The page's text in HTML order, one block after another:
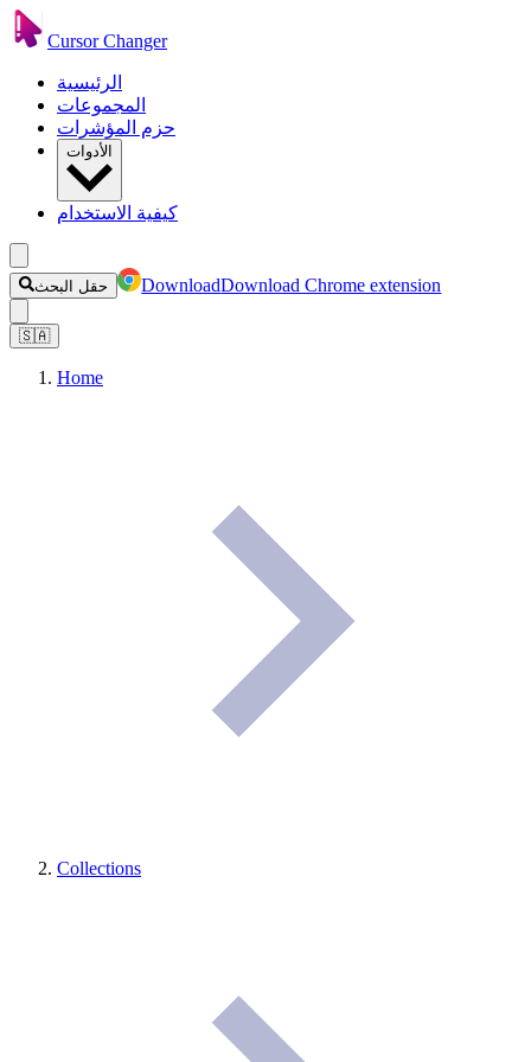
Cursor Changer
الرئيسية
المجموعات
حزم المؤشرات
الأدوات
كيفية الاستخدام
حقل البحث DownloadDownload Chrome extension
🇸🇦
Home
Collections